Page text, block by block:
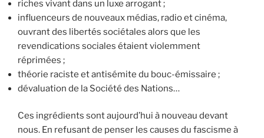
riches vivant dans un luxe arrogant ;
influenceurs de nouveaux médias, radio et cinéma,
ouvrant des libertés sociétales alors que les
revendications sociales étaient violemment
réprimées ;
théorie raciste et antisémite du bouc-émissaire ;
dévaluation de la Société des Nations…
Ces ingrédients sont aujourd’hui à nouveau devant
nous. En refusant de penser les causes du fascisme à